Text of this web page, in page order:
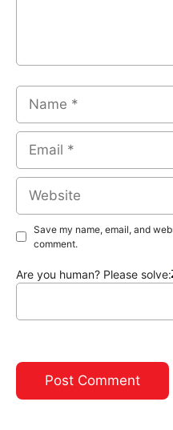
Name
Email
Website
Save my name, email, and
comment.
Are you human? Please solve: